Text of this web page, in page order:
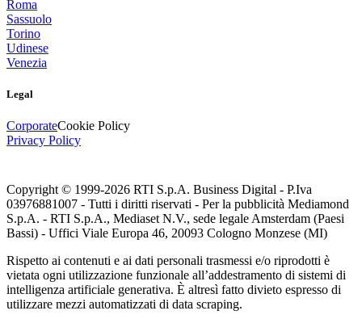
Roma
Sassuolo
Torino
Udinese
Venezia
Legal
CorporateCookie Policy
Privacy Policy
Copyright © 1999-2026 RTI S.p.A. Business Digital - P.Iva
03976881007 - Tutti i diritti riservati - Per la pubblicità Mediamond
S.p.A. - RTI S.p.A., Mediaset N.V., sede legale Amsterdam (Paesi
Bassi) - Uffici Viale Europa 46, 20093 Cologno Monzese (MI)
Rispetto ai contenuti e ai dati personali trasmessi e/o riprodotti è
vietata ogni utilizzazione funzionale all’addestramento di sistemi di
intelligenza artificiale generativa. È altresì fatto divieto espresso di
utilizzare mezzi automatizzati di data scraping.